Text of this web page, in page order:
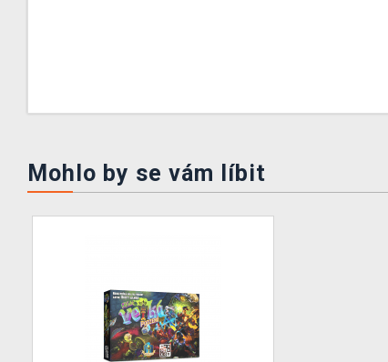
Mohlo by se vám líbit